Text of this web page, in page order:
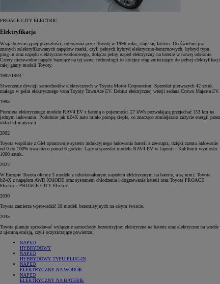
PROACE CITY ELECTRIC
Elektryfikacja
Wizja bezemisyjnej przyszłości, ogłoszona przez Toyotę w 1996 roku, staje się faktem. Do świetnie już
znanych zelektryfikowanych napędów marki, czyli pełnych hybryd elektryczno-benzynowych, hybryd typu
plug-in oraz napędu elektryczno-wodorowego, dołącza pełny napęd elektryczny na baterie w nowej odsłonie.
Cztery niezawodne napędy bazujące na tej samej technologii to kolejny etap zmierzający do pełnej elektryfikacji
całej gamy modeli Toyoty.
1992/1993
Stworzenie dywizji samochodów elektrycznych w Toyota Motor Corporation. Sprzedaż pierwszych 42 sztuk
małego w pełni elektrycznego vana Toyoty TownAce EV. Debiut elektrycznej wersji sedana Crown Majesta EV.
1995
Premiera elektrycznego modelu RAV4 EV z baterią o pojemności 27 kWh pozwalającą przejechać 153 km na
jednym ładowaniu. Podobnie jak bZ4X auto miało pompę ciepła, co znacząco zmniejszało zużycie energii przez
układ klimatyzacji.
2002
Toyota wspólnie z GM opracowuje system indukcyjnego ładowania baterii z zewnątrz, dzięki czemu ładowanie
od 0 do 100% trwa nieco ponad 6 godzin. Łączna sprzedaż modelu RAV4 EV w Japonii i Kalifornii wyniosła
1000 sztuk.
2022
W Europie Toyota oferuje 3 modele z udoskonalonym napędem elektrycznym na baterie, a są nimi: Toyota
bZ4X z napędem AWD XMODE oraz systemem chłodzenia i dogrzewania baterii oraz Toyota PROACE
Electric i PROACE CITY Electric.
2030
Toyota zamierza wprowadzić 30 modeli bezemisyjnych na całym świecie.
2035
Toyota planuje sprzedawać wyłącznie samochody bezemisyjne: elektryczne na baterie oraz elektryczne na wodór
z ujemną emisją, czyli oczyszczające powietrze.
NAPĘD
HYBRYDOWY
NAPĘD
HYBRYDOWY TYPU PLUG-IN
NAPĘD
ELEKTRYCZNY NA WODÓR
NAPĘD
ELEKTRYCZNY NA BATERIE